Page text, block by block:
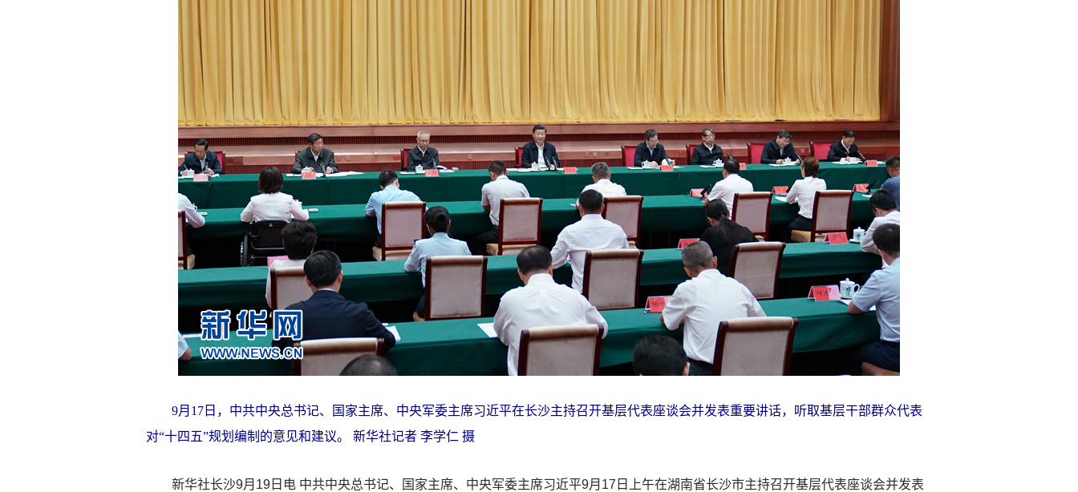
9月17日，中共中央总书记、国家主席、中央军委主席习近平在长沙主持召开基层代表座谈会并发表重要讲话，听取基层干部群众代表
对“十四五”规划编制的意见和建议。 新华社记者 李学仁 摄
新华社长沙9月19日电 中共中央总书记、国家主席、中央军委主席习近平9月17日上午在湖南省长沙市主持召开基层代表座谈会并发表